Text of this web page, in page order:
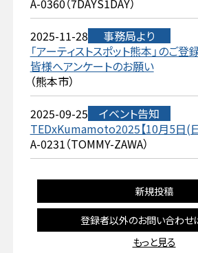
A-0360（7DAYS1DAY）
2025-11-28
事務局より
「アーティストスポット熊本」のご登
皆様へアンケートのお願い
（熊本市）
2025-09-25
イベント告知
TEDxKumamoto2025【10月5日(
A-0231（TOMMY-ZAWA）
新規投稿
登録者以外のお問い合わせ
もっと見る